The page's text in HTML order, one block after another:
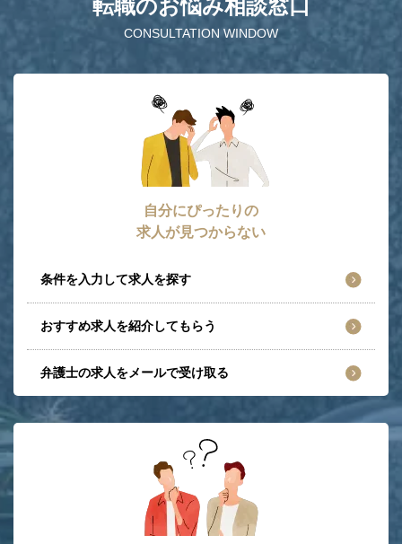
CONSULTATION WINDOW
転職のお悩み相談窓口
自分にぴったりの
求人が見つからない
条件を入力して求人を探す
おすすめ求人を紹介してもらう
弁護士の求人をメールで受け取る